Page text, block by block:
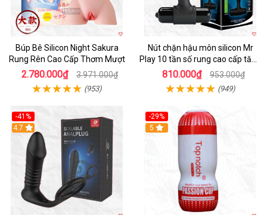
Búp Bê Silicon Night Sakura
Rung Rên Cao Cấp Thơm Mượt
2.780.000₫ 3.971.000₫
(953)
Nút chặn hậu môn silicon Mr
Play 10 tần số rung cao cấp tăng
khoái cảm
810.000₫ 953.000₫
(949)
-41%
Hot
4.7
-29%
5